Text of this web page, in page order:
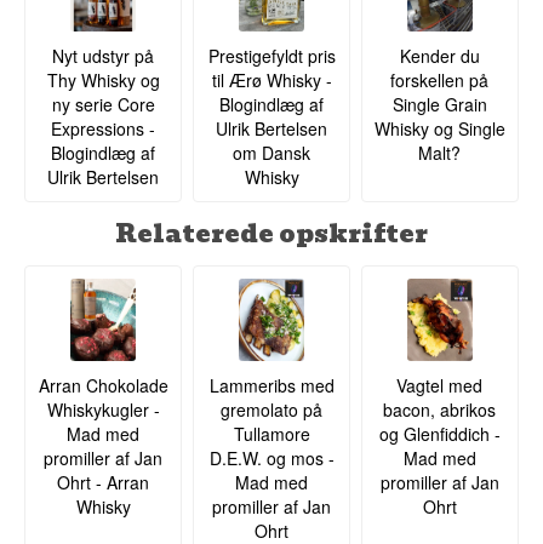
Nyt udstyr på
Thy Whisky og
ny serie Core
Expressions -
Blogindlæg af
Ulrik Bertelsen
Prestigefyldt pris
til Ærø Whisky -
Blogindlæg af
Ulrik Bertelsen
om Dansk
Whisky
Kender du
forskellen på
Single Grain
Whisky og Single
Malt?
Relaterede opskrifter
Arran Chokolade
Whiskykugler -
Mad med
promiller af Jan
Ohrt - Arran
Whisky
Lammeribs med
gremolato på
Tullamore
D.E.W. og mos -
Mad med
promiller af Jan
Ohrt
Vagtel med
bacon, abrikos
og Glenfiddich -
Mad med
promiller af Jan
Ohrt